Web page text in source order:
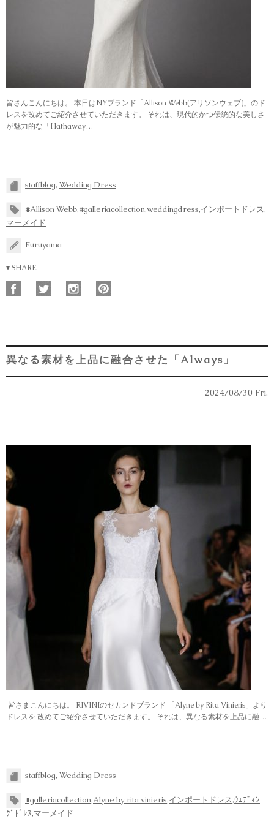
皆さんこんにちは。 本日はNYブランド「Allison Webb(アリソンウェブ)」のド
レスを改めてご紹介させていただきます。 それは、現代的かつ伝統的な美しさ
が魅力的な「Hathaway…
staffblog, Wedding Dress
#Allison Webb,#galleriacollection,weddingdress,インポートドレス,
マーメイド
Furuyama
▾ SHARE
異なる素材を上品に融合させた「Always」
2024/08/30 Fri.
皆さまこんにちは。 RIVINIのセカンドブランド 「Alyne by Rita Vinieris」より
ドレスを 改めてご紹介させていただきます。 それは、異なる素材を上品に融…
staffblog, Wedding Dress
#galleriacollection,Alyne by rita vinieris,インポートドレス,ｳｴﾃﾞｨﾝ
ｸﾞﾄﾞﾚｽ,マーメイド